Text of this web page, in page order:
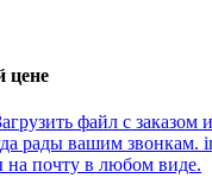
цене
файл с заказом
рады вашим звонкам.
на почту в любом виде.